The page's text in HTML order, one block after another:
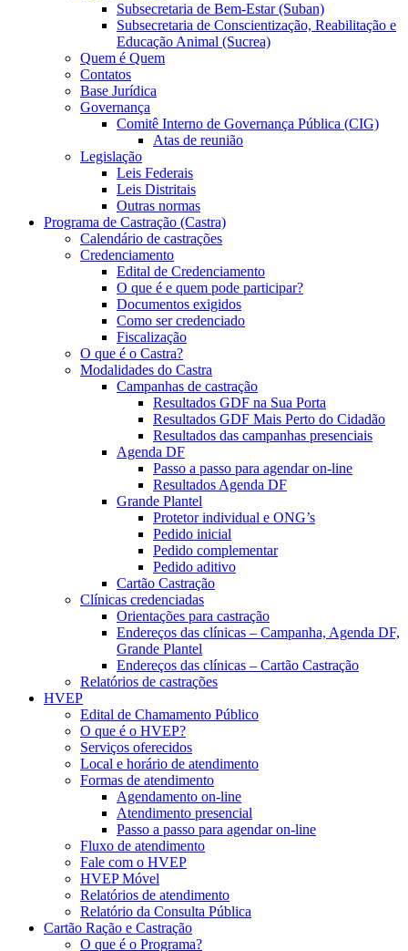
Subsecretaria de Bem-Estar (Suban)
Subsecretaria de Conscientização, Reabilitação e
Educação Animal (Sucrea)
Quem é Quem
Contatos
Base Jurídica
Governança
Comitê Interno de Governança Pública (CIG)
Atas de reunião
Legislação
Leis Federais
Leis Distritais
Outras normas
Programa de Castração (Castra)
Calendário de castrações
Credenciamento
Edital de Credenciamento
O que é e quem pode participar?
Documentos exigidos
Como ser credenciado
Fiscalização
O que é o Castra?
Modalidades do Castra
Campanhas de castração
Resultados GDF na Sua Porta
Resultados GDF Mais Perto do Cidadão
Resultados das campanhas presenciais
Agenda DF
Passo a passo para agendar on-line
Resultados Agenda DF
Grande Plantel
Protetor individual e ONG’s
Pedido inicial
Pedido complementar
Pedido aditivo
Cartão Castração
Clínicas credenciadas
Orientações para castração
Endereços das clínicas – Campanha, Agenda DF,
Grande Plantel
Endereços das clínicas – Cartão Castração
Relatórios de castrações
HVEP
Edital de Chamamento Público
O que é o HVEP?
Serviços oferecidos
Local e horário de atendimento
Formas de atendimento
Agendamento on-line
Atendimento presencial
Passo a passo para agendar on-line
Fluxo de atendimento
Fale com o HVEP
HVEP Móvel
Relatórios de atendimento
Relatório da Consulta Pública
Cartão Ração e Castração
O que é o Programa?